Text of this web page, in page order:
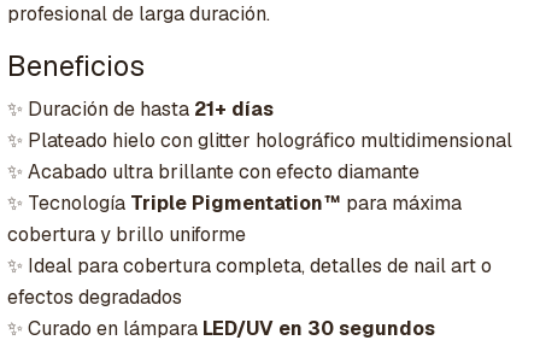
profesional de larga duración.
Beneficios
✨ Duración de hasta 21+ días
✨ Plateado hielo con glitter holográfico multidimensional
✨ Acabado ultra brillante con efecto diamante
✨ Tecnología Triple Pigmentation™ para máxima
cobertura y brillo uniforme
✨ Ideal para cobertura completa, detalles de nail art o
efectos degradados
✨ Curado en lámpara LED/UV en 30 segundos